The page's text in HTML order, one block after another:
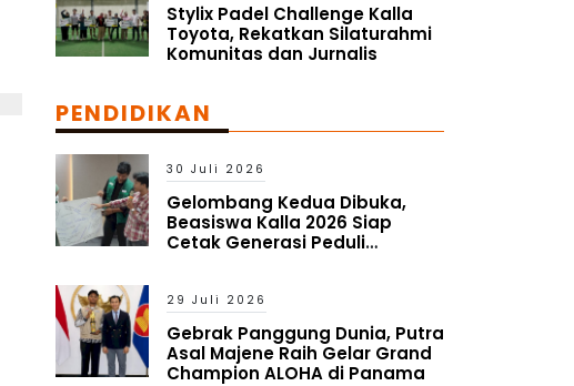
Stylix Padel Challenge Kalla
Toyota, Rekatkan Silaturahmi
Komunitas dan Jurnalis
PENDIDIKAN
30 Juli 2026
Gelombang Kedua Dibuka,
Beasiswa Kalla 2026 Siap
Cetak Generasi Peduli
29 Juli 2026
Gebrak Panggung Dunia, Putra
Asal Majene Raih Gelar Grand
Champion ALOHA di Panama